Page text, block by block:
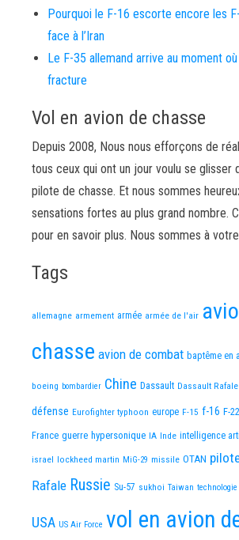
Pourquoi le F-16 escorte encore les
face à l’Iran
Le F-35 allemand arrive au moment
fracture
Vol en avion de chasse
Depuis 2008, Nous nous efforçons de
tous ceux qui ont un jour voulu se glisser
pilote de chasse. Et nous sommes
sensations fortes au plus grand nombre.
pour en savoir plus. Nous sommes à
Tags
allemagne armement armée armée de l'air
chasse avion de combat baptême en
boeing bombardier Chine Dassault Dassault Rafale
défense Eurofighter typhoon europe F-15 f-16 F-
France guerre hypersonique IA Inde intelligence
israel lockheed martin MiG-29 missile OTAN
Rafale Russie Su-57 sukhoi Taiwan technologie
USA US Air Force vol en avion